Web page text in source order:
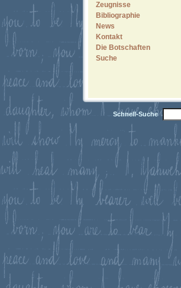
Zeugnisse
Bibliographie
News
Kontakt
Die Botschaften
Suche
Schnell-Suche